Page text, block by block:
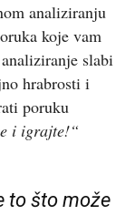
analiziranju
koje vam
slabi
hrabrosti i
poruku
i igrajte!“
to što može